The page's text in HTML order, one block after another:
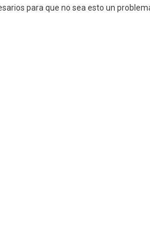
para que no sea esto un